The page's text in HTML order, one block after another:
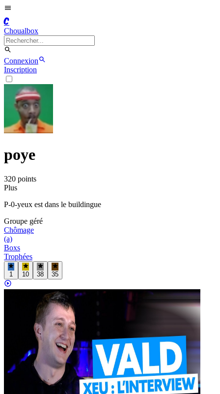
C
Choualbox
Connexion
Inscription
poye
320 points
Plus
P-0-yeux est dans le buildingue
Groupe géré
Chômage
(a)
Boxs
Trophées
1 10 38 35